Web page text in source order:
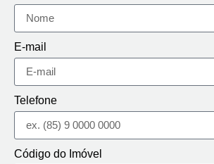
E-mail
Telefone
Código do Imóvel